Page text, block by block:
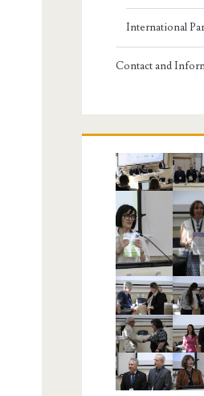
International
Contact and